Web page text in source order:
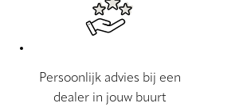
Persoonlijk advies bij een
dealer in jouw buurt